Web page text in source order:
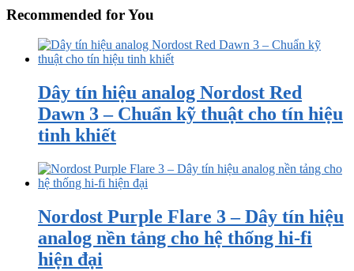
Recommended for You
Dây tín hiệu analog Nordost Red
Dawn 3 – Chuẩn kỹ thuật cho tín hiệu
tinh khiết
Nordost Purple Flare 3 – Dây tín hiệu
analog nền tảng cho hệ thống hi-fi
hiện đại